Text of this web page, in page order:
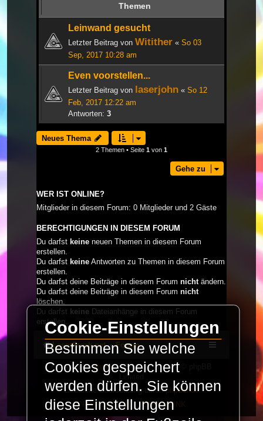
Themen
Leinwand gesucht
Letzter Beitrag von Witither « So 03
Sep, 2017 10:28 am
Even voorstellen...
Letzter Beitrag von laserjohn « So 12
Feb, 2017 12:22 am
Antworten: 3
Neues Thema
2 Themen • Seite 1 von 1
Gehe zu
WER IST ONLINE?
Mitglieder in diesem Forum: 0 Mitglieder und 2 Gäste
BERECHTIGUNGEN IN DIESEM FORUM
Du darfst keine neuen Themen in diesem Forum
erstellen.
Du darfst keine Antworten zu Themen in diesem Forum
erstellen.
Du darfst deine Beiträge in diesem Forum nichtändern.
Du darfst deine Beiträge in diesem Forum nicht
löschen.
Du darfst keine Dateianhänge in diesem Forum
erstellen.
LaserFreak.net Forum
Powered byphpBB® Forum Software © phpBB
Limited
Deutsche Übersetzung durchphpBB.de
PRIVACY_LINK | TERMS_LINK
Cookie-Einstellungen
Bestimmen Sie welche
Cookies gespeichert
werden dürfen. Sie können
diese Einstellungen